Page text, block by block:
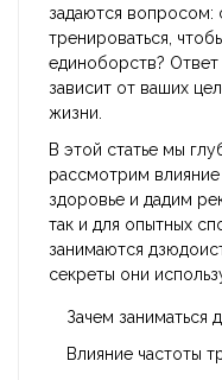
задаются вопросом:
тренироваться,
единоборств?
зависит от ваших
жизни.
В этой статье мы
рассмотрим
здоровье и дадим
так и для опытных
занимаются
секреты они
Зачем заниматься
Влияние частоты